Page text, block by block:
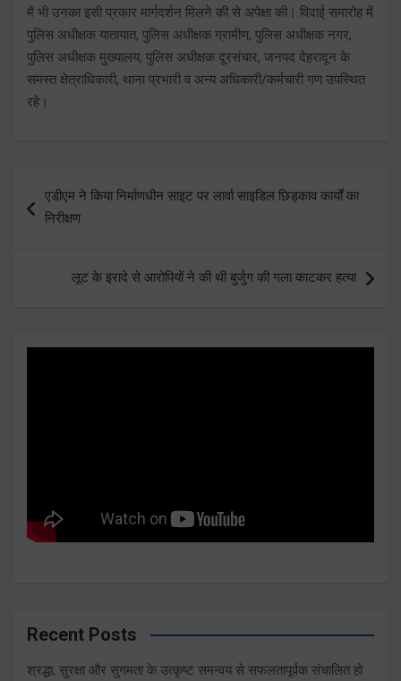
में भी उनका इसी प्रकार मार्गदर्शन मिलने की से अपेक्षा की। विदाई समारोह में
पुलिस अधीक्षक यातायात, पुलिस अधीक्षक ग्रामीण, पुलिस अधीक्षक नगर,
पुलिस अधीक्षक मुख्यालय, पुलिस अधीक्षक दूरसंचार, जनपद देहरादून के
समस्त क्षेत्राधिकारी, थाना प्रभारी व अन्य अधिकारी/कर्मचारी गण उपस्थित
रहे।
navigation
एडीएम ने किया निर्माणधीन साइट पर लार्वा साइडिल छिड़काव कार्यों का
निरीक्षण
लूट के इरादे से आरोपियों ने की थी बुर्जुग की गला काटकर हत्या
Recent Posts
श्रद्धा, सुरक्षा और सुगमता के उत्कृष्ट समन्वय से सफलतापूर्वक संचालित हो